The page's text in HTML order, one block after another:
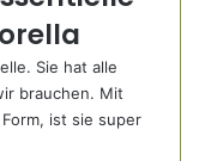
Sie hat alle
brauchen. Mit
ist sie super